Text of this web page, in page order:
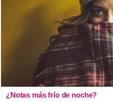
¿Notas más frío de noche?